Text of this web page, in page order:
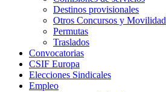
Destinos provisionales
Otros Concursos y Movilidad
Permutas
Traslados
Convocatorias
CSIF Europa
Elecciones Sindicales
Empleo